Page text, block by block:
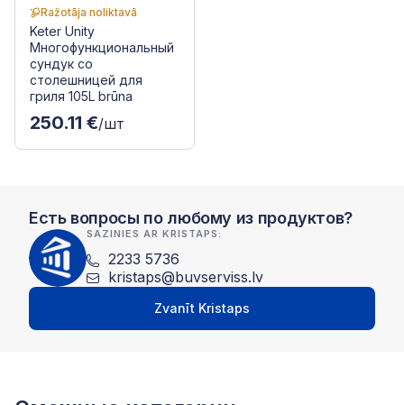
Ražotāja noliktavā
Keter Unity
Многофункциональный
сундук со
столешницей для
гриля 105L brūna
250.11 €/шт
Есть вопросы по любому из продуктов?
SAZINIES AR KRISTAPS:
2233 5736
kristaps@buvserviss.lv
Zvanīt Kristaps